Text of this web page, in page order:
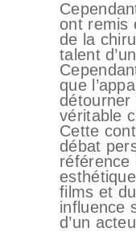
ont remis
de la
talent
que
détourner
véritable
Cette
débat
référence
films et
influence
d’un